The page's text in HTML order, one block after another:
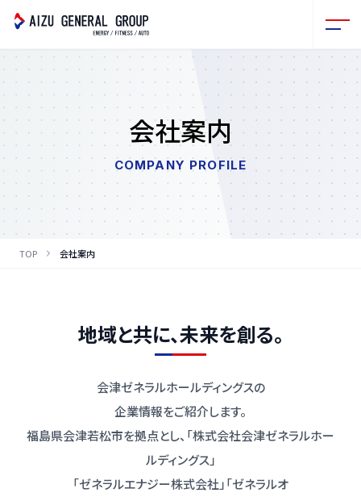
会社案内
COMPANY PROFILE
TOP 会社案内
地域と共に、未来を創る。
会津ゼネラルホールディングスの
企業情報をご紹介します。
福島県会津若松市を拠点とし、「株式会社会津ゼネラルホー
ルディングス」
「ゼネラルエナジー株式会社」「ゼネラルオ